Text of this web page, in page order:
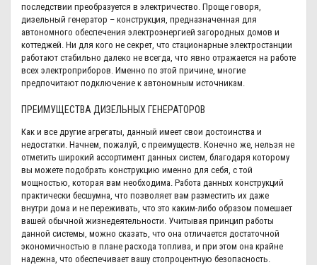
последствии преобразуется в электричество. Проще говоря,
дизельный генератор – конструкция, предназначенная для
автономного обеспечения электроэнергией загородных домов и
коттеджей. Ни для кого не секрет, что стационарные электростанции
работают стабильно далеко не всегда, что явно отражается на работе
всех электроприборов. Именно по этой причине, многие
предпочитают подключение к автономным источникам.
ПРЕИМУЩЕСТВА ДИЗЕЛЬНЫХ ГЕНЕРАТОРОВ
Как и все другие агрегаты, данный имеет свои достоинства и
недостатки. Начнем, пожалуй, с преимуществ. Конечно же, нельзя не
отметить широкий ассортимент данных систем, благодаря которому
вы можете подобрать конструкцию именно для себя, с той
мощностью, которая вам необходима. Работа данных конструкций
практически бесшумна, что позволяет вам разместить их даже
внутри дома и не переживать, что это каким-либо образом помешает
вашей обычной жизнедеятельности. Учитывая принцип работы
данной системы, можно сказать, что она отличается достаточной
экономичностью в плане расхода топлива, и при этом она крайне
надежна, что обеспечивает вашу стопроцентную безопасность.